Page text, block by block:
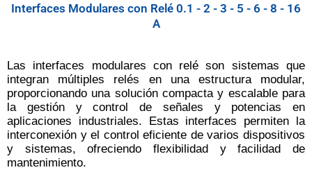
Interfaces Modulares con Relé 0.1 - 2 - 3 - 5 - 6 - 8 - 16
A
Las interfaces modulares con relé son sistemas que
integran múltiples relés en una estructura modular,
proporcionando una solución compacta y escalable para
la gestión y control de señales y potencias en
aplicaciones industriales. Estas interfaces permiten la
interconexión y el control eficiente de varios dispositivos
y sistemas, ofreciendo flexibilidad y facilidad de
mantenimiento.